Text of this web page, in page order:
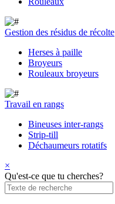
Gestion des résidus de récolte
Herses à paille
Broyeurs
Rouleaux broyeurs
Travail en rangs
Bineuses inter-rangs
Strip-till
Déchaumeurs rotatifs
×
Qu'est-ce que tu cherches?